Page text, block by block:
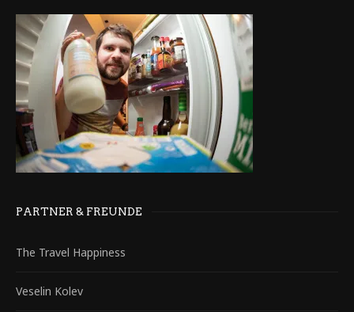
PARTNER & FREUNDE
The Travel Happiness
Veselin Kolev